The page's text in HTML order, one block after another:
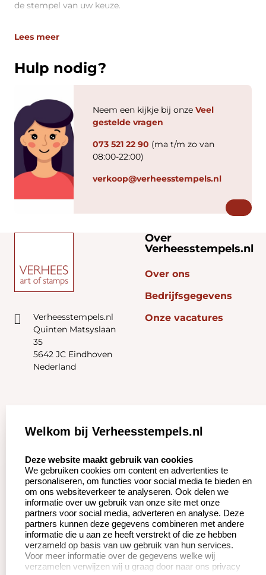
de stempel van uw keuze.
Lees meer
Hulp nodig?
Neem een kijkje bij onze Veel
gestelde vragen
073 521 22 90 (ma t/m zo van
08:00-22:00)
verkoop@verheesstempels.nl
Verheesstempels.nl
Quinten Matsyslaan
35
5642 JC Eindhoven
Nederland
Over
Verheesstempels.nl
Over ons
Bedrijfsgegevens
Onze vacatures
Zakelijk:
Betaling &
Verzending
Wederverkoper
worden
Klantenservice:
Veel gestelde vragen
Herroepingsrecht
Retourneren
Productinformatie:
Welkom bij Verheesstempels.nl
Deze website maakt gebruik van cookies
We gebruiken cookies om content en advertenties te
personaliseren, om functies voor social media te bieden en
om ons websiteverkeer te analyseren. Ook delen we
informatie over uw gebruik van onze site met onze
partners voor social media, adverteren en analyse. Deze
partners kunnen deze gegevens combineren met andere
informatie die u aan ze heeft verstrekt of die ze hebben
verzameld op basis van uw gebruik van hun services.
Voor meer informatie over de gegevens welke wij
verzamelen verwijzen wij u graag door naar ons privacy